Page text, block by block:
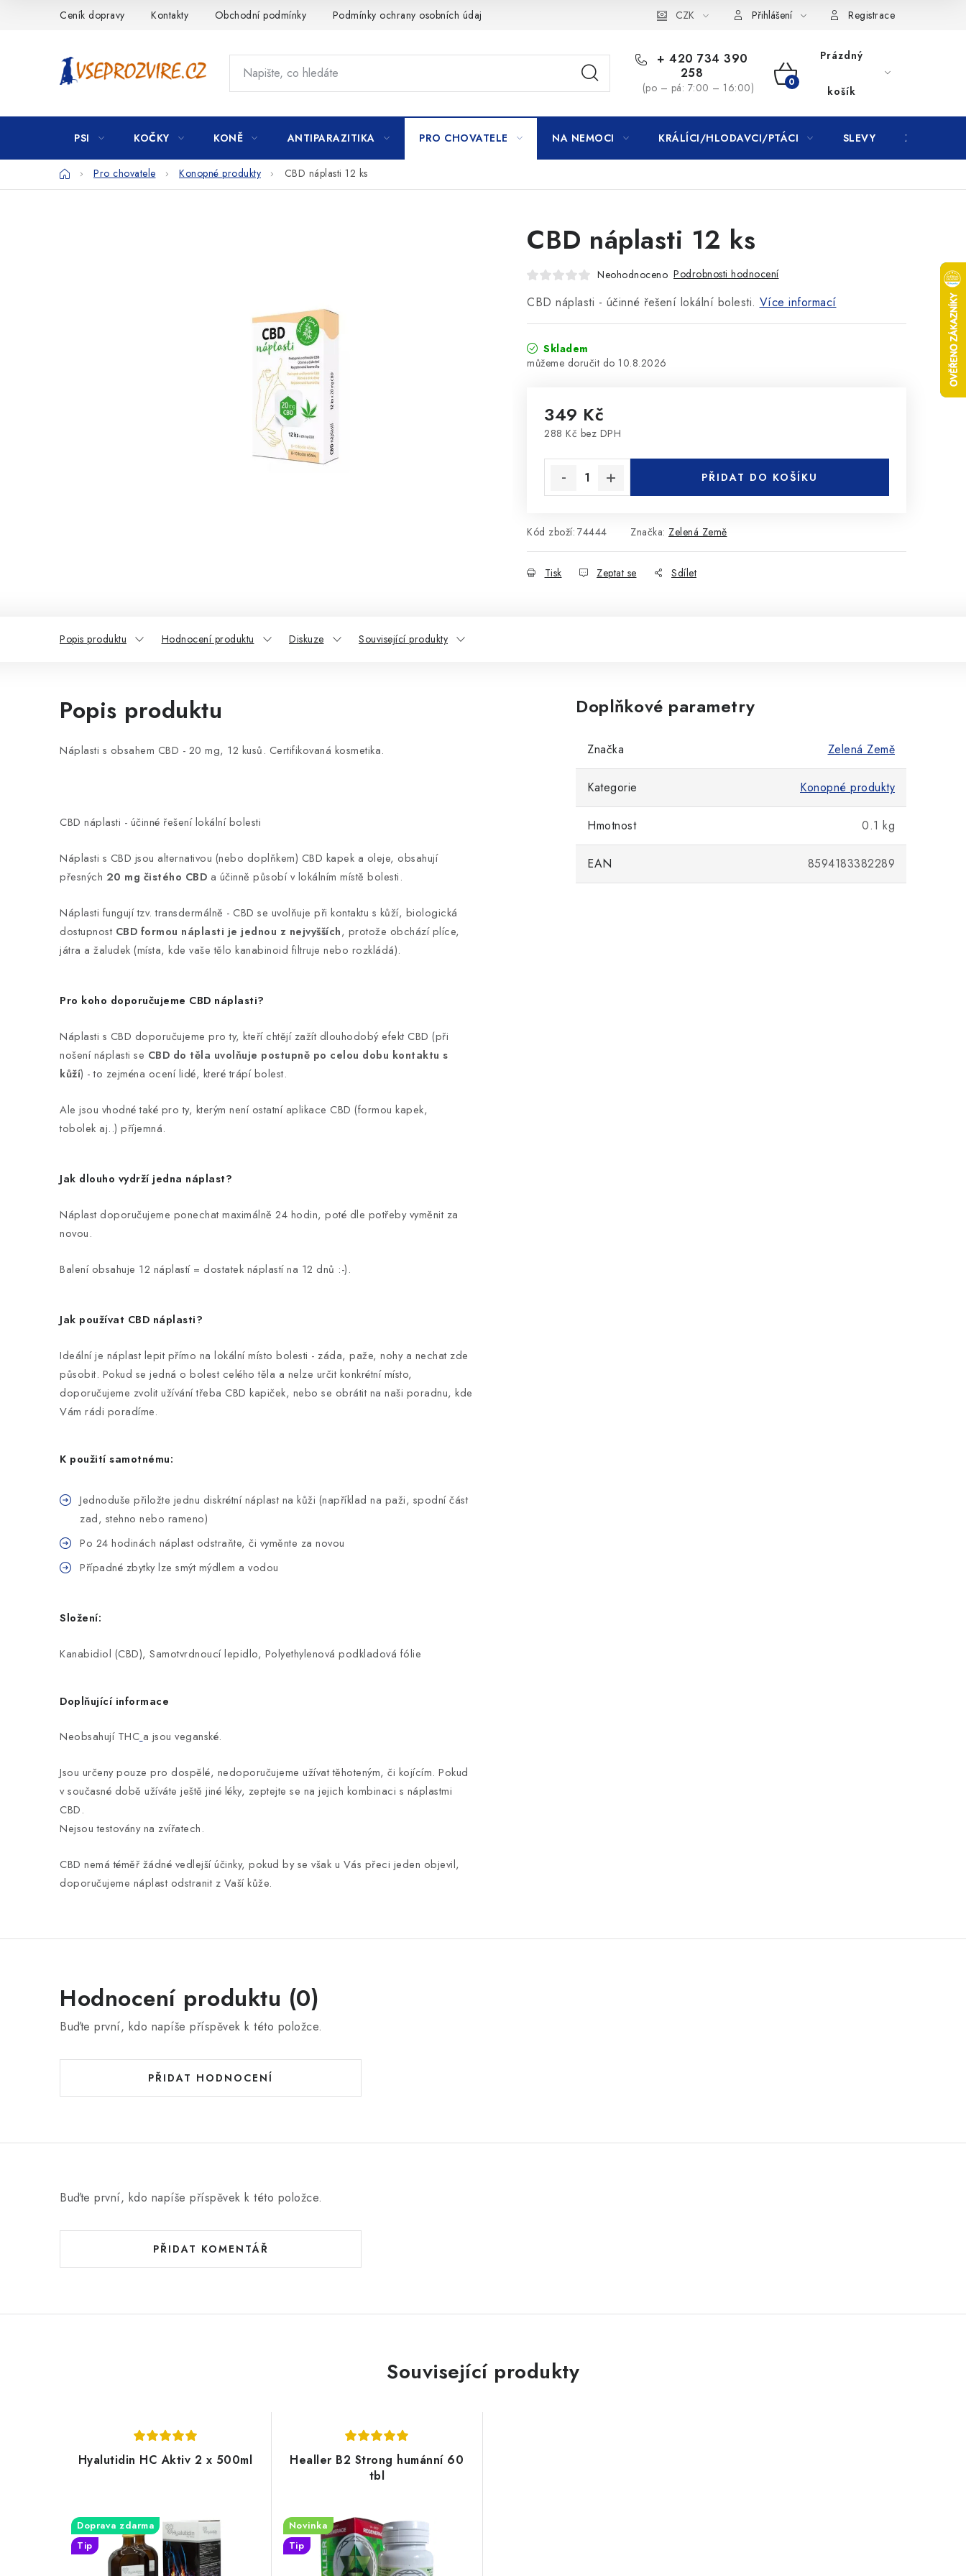
Ceník dopravy Kontakty Obchodní podmínky Podmínky ochrany osobních údajů CZK Přihlášení Registrace
+ 420 734 390
258
(po – pá: 7:00 – 16:00)
NÁKUPNÍ
KOŠÍK
Prázdný
košík
PSI KOČKY KONĚ ANTIPARAZITIKA PRO CHOVATELE NA NEMOCI KRÁLÍCI/HLODAVCI/PTÁCI SLEVY ZNAČKY
DomůPro chovatele Konopné produkty CBD náplasti 12 ks
CBD náplasti 12 ks
Neohodnoceno Podrobnosti hodnocení
CBD náplasti - účinné řešení lokální bolesti. Více informací
Skladem
10.8.2026
349 Kč
288 Kč bez DPH
PŘIDAT DO KOŠÍKU
Kód zboží: 74444 Značka: Zelená Země
Tisk Zeptat se Sdílet
Popis produktu Hodnocení produktu Diskuze Související produkty
Popis produktu
Náplasti s obsahem CBD - 20 mg, 12 kusů. Certifikovaná kosmetika.
CBD náplasti - účinné řešení lokální bolesti
Náplasti s CBD jsou alternativou (nebo doplňkem) CBD kapek a oleje, obsahují
přesných 20 mg čistého CBD a účinně působí v lokálním místě bolesti.
Náplasti fungují tzv. transdermálně - CBD se uvolňuje při kontaktu s kůží, biologická
dostupnost CBD formou náplasti je jednou z nejvyšších, protože obchází plíce,
játra a žaludek (místa, kde vaše tělo kanabinoid filtruje nebo rozkládá).
Pro koho doporučujeme CBD náplasti?
Náplasti s CBD doporučujeme pro ty, kteří chtějí zažít dlouhodobý efekt CBD (při
nošení náplasti se CBD do těla uvolňuje postupně po celou dobu kontaktu s
kůží) - to zejména ocení lidé, které trápí bolest.
Ale jsou vhodné také pro ty, kterým není ostatní aplikace CBD (formou kapek,
tobolek aj..) příjemná.
Jak dlouho vydrží jedna náplast?
Náplast doporučujeme ponechat maximálně 24 hodin, poté dle potřeby vyměnit za
novou.
Balení obsahuje 12 náplastí = dostatek náplastí na 12 dnů :-).
Jak používat CBD náplasti?
Ideální je náplast lepit přímo na lokální místo bolesti - záda, paže, nohy a nechat zde
působit. Pokud se jedná o bolest celého těla a nelze určit konkrétní místo,
doporučujeme zvolit užívání třeba CBD kapiček, nebo se obrátit na naši poradnu, kde
Vám rádi poradíme.
K použití samotnému:
Jednoduše přiložte jednu diskrétní náplast na kůži (například na paži, spodní část
zad, stehno nebo rameno)
Po 24 hodinách náplast odstraňte, či vyměnte za novou
Případné zbytky lze smýt mýdlem a vodou
Složení:
Kanabidiol (CBD), Samotvrdnoucí lepidlo, Polyethylenová podkladová fólie
Doplňující informace
Neobsahují THC a jsou veganské.
Jsou určeny pouze pro dospělé, nedoporučujeme užívat těhoteným, či kojícím. Pokud
v současné době užíváte ještě jiné léky, zeptejte se na jejich kombinaci s náplastmi
CBD.
Nejsou testovány na zvířatech.
CBD nemá téměř žádné vedlejší účinky, pokud by se však u Vás přeci jeden objevil,
doporučujeme náplast odstranit z Vaší kůže.
Doplňkové parametry
Značka Zelená Země
Kategorie Konopné produkty
Hmotnost 0.1 kg
EAN 8594183382289
Hodnocení produktu (0)
Buďte první, kdo napíše příspěvek k této položce.
PŘIDAT HODNOCENÍ
Buďte první, kdo napíše příspěvek k této položce.
PŘIDAT KOMENTÁŘ
Související produkty
Hyalutidin HC Aktiv 2 x 500ml
Doprava zdarma
Tip
Healler B2 Strong humánní 60
tbl
Novinka
Tip